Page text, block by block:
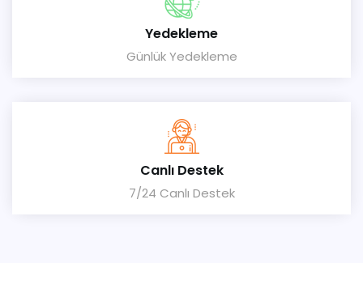
Yedekleme
Günlük Yedekleme
Canlı Destek
7/24 Canlı Destek